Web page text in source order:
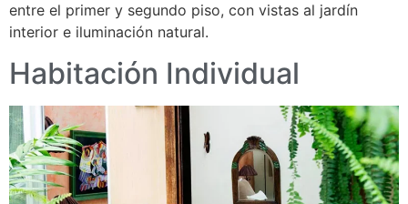
entre el primer y segundo piso, con vistas al jardín
interior e iluminación natural.
Habitación Individual